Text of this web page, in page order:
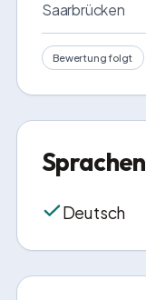
Saarbrücken
Bewertung folgt
Sprachen
Deutsch